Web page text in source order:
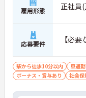
雇用形態 正社員
応募要件 【必
駅から徒歩10分以内 車通
ボーナス・賞与あり
社会保